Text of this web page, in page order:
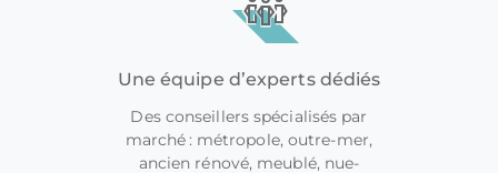
Une équipe d’experts dédiés
Des conseillers spécialisés par
marché : métropole, outre-mer,
ancien rénové, meublé, nue-